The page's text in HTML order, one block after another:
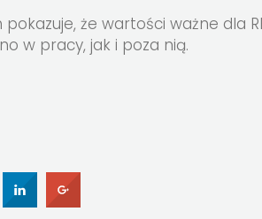
że wartości ważne dla
w pracy, jak i poza nią.
UDOSTĘPNIJUDOSTĘPNIJ